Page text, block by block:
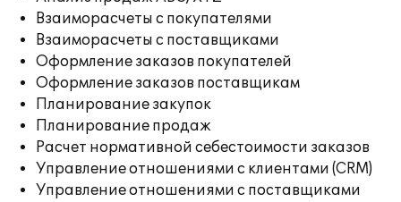
Взаиморасчеты с покупателями
Взаиморасчеты с поставщиками
Оформление заказов покупателей
Оформление заказов поставщикам
Планирование закупок
Планирование продаж
Расчет нормативной себестоимости заказов
Управление отношениями с клиентами (CRM)
Управление отношениями с поставщиками